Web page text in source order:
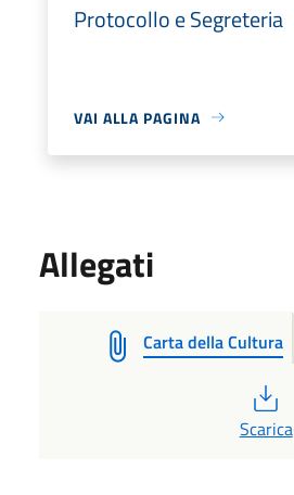
Protocollo e Segreteria
VAI ALLA PAGINA
Allegati
Carta della Cultura
Scarica